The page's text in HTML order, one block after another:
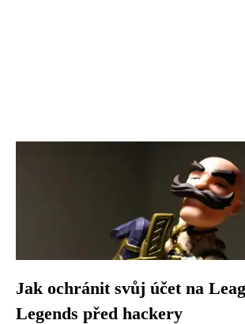
Jak ochránit svůj účet na
Legends před hackery